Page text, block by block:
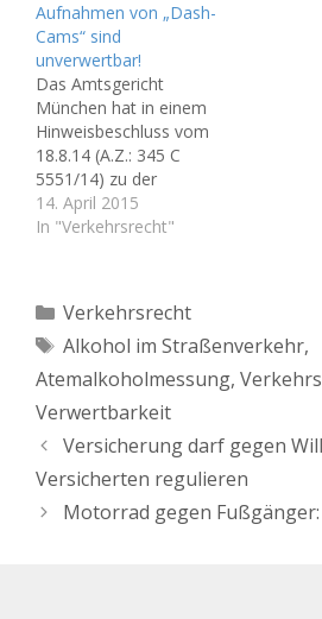
(StVG) als
Ordnungswidrigkeit
geregelt ist. Die
Polizeibeamten
verwenden hierfür ein
sogenanntes Alcotest-
Gerät und fordern den
Autofahrer zu dem
gefürchteten "Pusten"
auf. Aber: muss ich
nachkommen?…
Aufnahmen von „Dash-
Cams“ sind
unverwertbar!
Das Amtsgericht
München hat in einem
Hinweisbeschluss vom
18.8.14 (A.Z.: 345 C
5551/14) zu der
interessanten Frage
Stellung genommen, ob
Zivilrechtsstreit um
Ansprüche aus einem
Verkehrsunfall verwertet
werden dürfen. Bei einer
solchen Kamera handelt
es sich um eine im Pkw
installierte, permanent
während der…
14. April 2015
In "Verkehrsrecht"
Kategorien
Verkehrsrecht
Schlagwörter
Alkohol im Straßenverkehr,
Atemalkoholmessung,
Verwertbarkeit
Versicherung darf gegen
Versicherten regulieren
Motorrad gegen